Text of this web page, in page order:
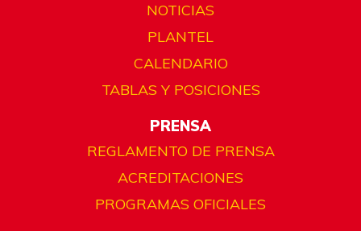
NOTICIAS
PLANTEL
CALENDARIO
TABLAS Y POSICIONES
PRENSA
REGLAMENTO DE PRENSA
ACREDITACIONES
PROGRAMAS OFICIALES